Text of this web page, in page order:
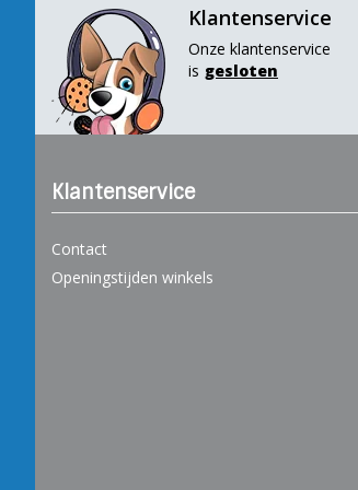
Klantenservice
Onze klantenservice
is gesloten
Klantenservice
Contact
Openingstijden winkels